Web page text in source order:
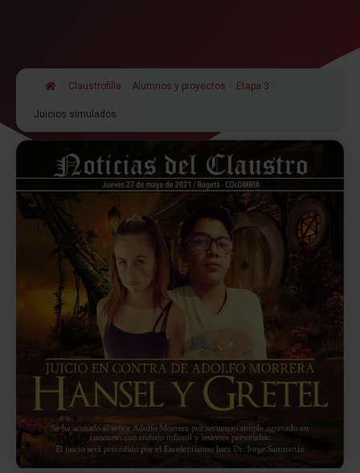
Claustrofilia Alumnos y proyectos Etapa 3
Juicios simulados